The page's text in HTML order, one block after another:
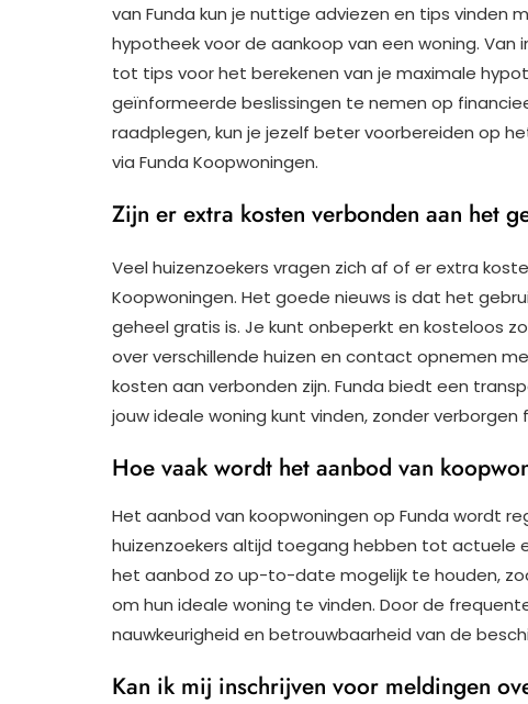
van Funda kun je nuttige adviezen en tips vinden
hypotheek voor de aankoop van een woning.
tot tips voor het berekenen van je maximale
geïnformeerde beslissingen te nemen op
raadplegen, kun je jezelf beter voorbereiden op
via Funda Koopwoningen.
Zijn er extra kosten verbonden aan het
Veel huizenzoekers vragen zich af of er extra
Koopwoningen. Het goede nieuws is dat het
geheel gratis is. Je kunt onbeperkt en kosteloos
over verschillende huizen en contact opnemen
kosten aan verbonden zijn. Funda biedt een
jouw ideale woning kunt vinden, zonder verborgen
Hoe vaak wordt het aanbod van
Het aanbod van koopwoningen op Funda wordt
huizenzoekers altijd toegang hebben tot actuele
het aanbod zo up-to-date mogelijk te houden,
om hun ideale woning te vinden. Door de
nauwkeurigheid en betrouwbaarheid van de
Kan ik mij inschrijven voor meldingen